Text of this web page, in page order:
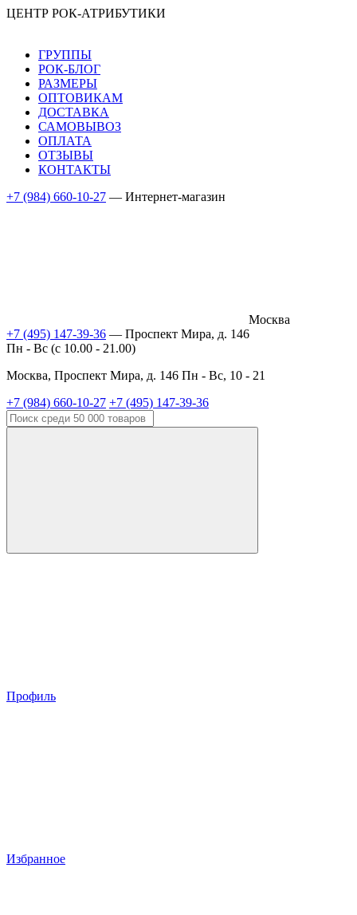
ЦЕНТР РОК-АТРИБУТИКИ
ГРУППЫ
РОК-БЛОГ
РАЗМЕРЫ
ОПТОВИКАМ
ДОСТАВКА
САМОВЫВОЗ
ОПЛАТА
ОТЗЫВЫ
КОНТАКТЫ
+7 (984) 660-10-27 — Интернет-магазин
Москва
+7 (495) 147-39-36 — Проспект Мира, д. 146
Пн - Вс (c 10.00 - 21.00)
Москва, Проспект Мира, д. 146 Пн - Вс, 10 - 21
+7 (984) 660-10-27 +7 (495) 147-39-36
Профиль
Избранное